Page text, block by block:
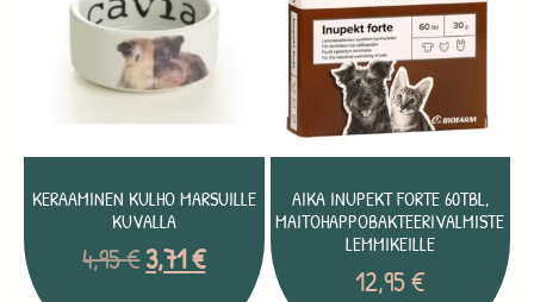
KERAAMINEN KULHO MARSUILLE
KUVALLA
4,95€3,71€
AIKA INUPEKT FORTE 60TBL,
MAITOHAPPOBAKTEERIVALMISTE
LEMMIKEILLE
12,95€